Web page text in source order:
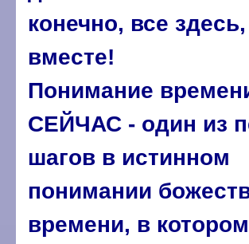
конечно, все здесь,
вместе!
Понимание
СЕЙЧАС - один из
шагов в истинном
понимании
времени, в